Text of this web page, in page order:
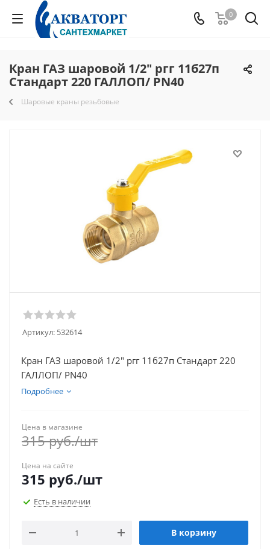
0
Кран ГАЗ шаровой 1/2" ргг 11б27п
Стандарт 220 ГАЛЛОП/ PN40
Шаровые краны резьбовые
Артикул: 532614
Кран ГАЗ шаровой 1/2" ргг 11б27п Стандарт 220
ГАЛЛОП/ PN40
Подробнее
Цена в магазине
315руб./шт
Цена на сайте
315 руб./шт
Есть в наличии
В корзину